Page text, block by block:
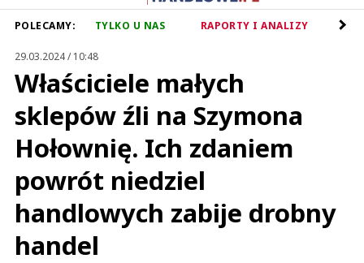
POLECAMY: TYLKO U NAS RAPORTY I ANALIZY
29.03.2024 / 10:48
Właściciele małych
sklepów źli na Szymona
Hołownię. Ich zdaniem
powrót niedziel
handlowych zabije drobny
handel